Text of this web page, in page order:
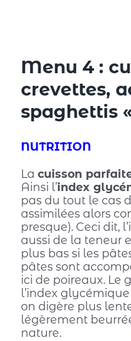
Menu 4 :
crevettes,
spaghettis
NUTRITION
La cuisson
Ainsi l’index
pas du tout le cas
assimilées alors
presque). Ceci dit,
aussi de la teneur
plus bas si les
pâtes sont
ici de poireaux. Le
l’index
on digère plus
légèrement
nature.